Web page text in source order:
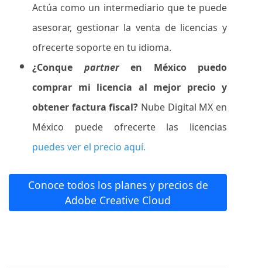
Actúa como un intermediario que te puede
asesorar, gestionar la venta de licencias y
ofrecerte soporte en tu idioma.
¿Conque partneren México puedo
comprar mi licencia al mejor precio y
obtener factura fiscal? Nube Digital MX en
México puede ofrecerte las licencias
puedes ver el precio aquí.
Conoce todos los planes y precios de
Adobe Creative Cloud